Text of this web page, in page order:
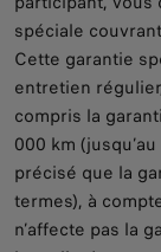
spéciale
Cette garantie
entretien
compris la
000 km
précisé que la
termes), à
n’affecte pas la